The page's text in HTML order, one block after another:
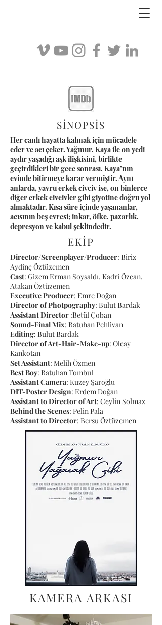
SİNOPSİS
Her canlı hayatta kalmak için mücadele
eder ve acı çeker. Yağmur, Kaya ile on yedi
aydır yaşadığı aşk ilişkisini, birlikte
geçirdikleri bir gece sonrası, Kaya’nın
evinde bitirmeye karar vermiştir. Aynı
anlarda, yavru erkek civciv ise, on binlerce
diğer erkek civcivler gibi giyotine doğru yol
almaktadır. Kısa süre içinde yaşananlar,
acısının beş evresi; inkar, öfke, pazarlık,
depresyon ve kabul şeklindedir.
EKİP
Director/Screenplayer/Producer: Biriz
Aydinç Öztüzemen
Cast: Gizem Erman Soysaldı, Kadri Özcan,
Atakan Öztüzemen
Executive Producer: Emre Doğan
Director of Photpography: Bulut Bardak
Assistant Director :Betül Çoban
Sound-Final Mix: Batuhan Pehlivan
Editing: Bulut Bardak
Director of Art-Hair-Make-up: Olcay
Kankotan
Set Assistant: Melih Özmen
Best Boy: Batuhan Tombul
Assistant Camera: Kuzey Şaroğlu
DIT-Poster Design: Erdem Doğan
Assistant to Director of Art: Ceylin Solmaz
Behind the Scenes: Pelin Pala
Assistant to Director: Bersu Öztüzemen
KAMERA ARKASI